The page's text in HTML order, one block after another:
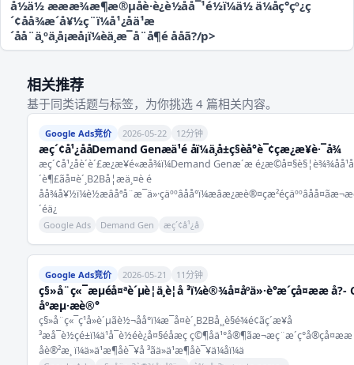
å½ä½ æææ¾æ¶æ®µåè·è¿è½åå¯¹é½ï¼ä½ ä¼åç°çº¿ç
´¢åå¾æ´å¥½ç¨ï¼å¹¿åä¹æ
´åå¨ä¸ºä¸å¡æå¡ï¼èä¸æ¯å¨å¶é ååã?/p>
相关推荐
基于同类话题与标签，为你挑选 4 篇相关内容。
Google Ads竞价 2026-05-22 12分钟
æç´¢å¹¿ååDemand Genæä¹é åï¼ä¸å±ç§èå°è¯¢çæ¿æ¥è·¯å¾
æç´¢å¹¿åè´è´£æ¿æ¥é«æå¾ï¼Demand Genæ´æ
´è¶£ãå¤è´¸B2Bå¦æä¸¤è é
´éä¿
Google Ads Demand Gen æç´¢å¹¿å
Google Ads竞价 2026-05-21 11分钟
ç§»å¨ç«¯æµéå¤ªè´µè¦ä¸è¦å ³ï¼è®¾å¤åºä»·è°æ´çå¤æ­æ
åºæµ·æè®°
ç§»å¨ç«¯ç¹å»è´µãè½¬åå°ï¼æ¯å¤è´¸B2Bå¸¸è§é¾é¢ãç´æ¥å
³æå¯è½çé±ï¼ä¹å¯è½éè¿å¤§éåæç ç©¶åä¹°å®¶ãæ¬æç¨æ´ç°å®çå¤æ­æ
åè®²æ¸ ï¼ä»ä¹æ¶åè¯¥å ³ãä»ä¹æ¶åè¯¥ä¼åï¼ä